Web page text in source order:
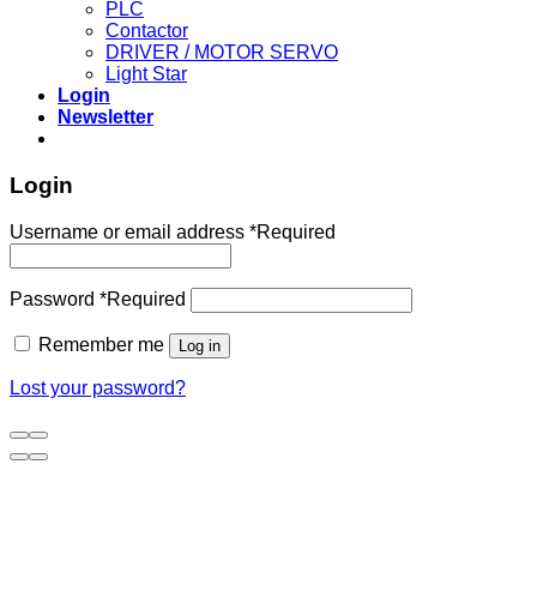
PLC
Contactor
DRIVER / MOTOR SERVO
Light Star
Login
Newsletter
Login
Username or email address *Required
Password *Required
Remember me Log in
Lost your password?